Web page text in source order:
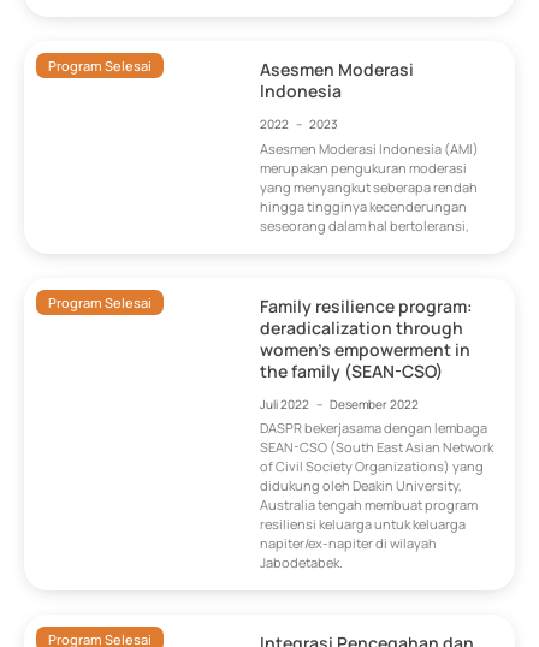
Program Selesai
Asesmen Moderasi
Indonesia
2022 – 2023
Asesmen Moderasi Indonesia (AMI)
merupakan pengukuran moderasi
yang menyangkut seberapa rendah
hingga tingginya kecenderungan
seseorang dalam hal bertoleransi,
Program Selesai
Family resilience program:
deradicalization through
women’s empowerment in
the family (SEAN-CSO)
Juli 2022 – Desember 2022
DASPR bekerjasama dengan lembaga
SEAN-CSO (South East Asian Network
of Civil Society Organizations) yang
didukung oleh Deakin University,
Australia tengah membuat program
resiliensi keluarga untuk keluarga
napiter/ex-napiter di wilayah
Jabodetabek.
Program Selesai